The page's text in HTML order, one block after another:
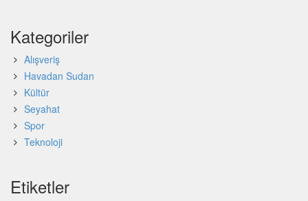
Kategoriler
Alışveriş
Havadan Sudan
Kültür
Seyahat
Spor
Teknoloji
Etiketler